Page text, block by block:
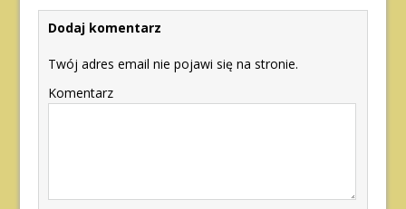
Dodaj komentarz
Twój adres email nie pojawi się na stronie.
Komentarz